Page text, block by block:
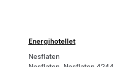
Energihotellet
Nesflaten